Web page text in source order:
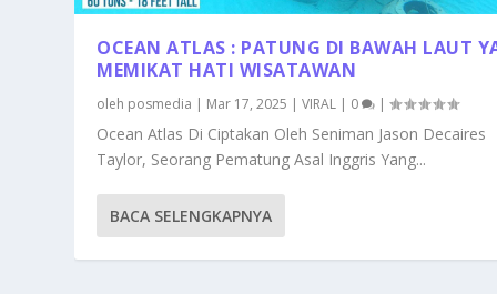
OCEAN ATLAS : PATUNG DI BAWAH LAUT
MEMIKAT HATI WISATAWAN
oleh posmedia | Mar 17, 2025 |VIRAL | 0 |
Ocean Atlas Di Ciptakan Oleh Seniman Jason Decaires
Taylor, Seorang Pematung Asal Inggris Yang...
BACA SELENGKAPNYA